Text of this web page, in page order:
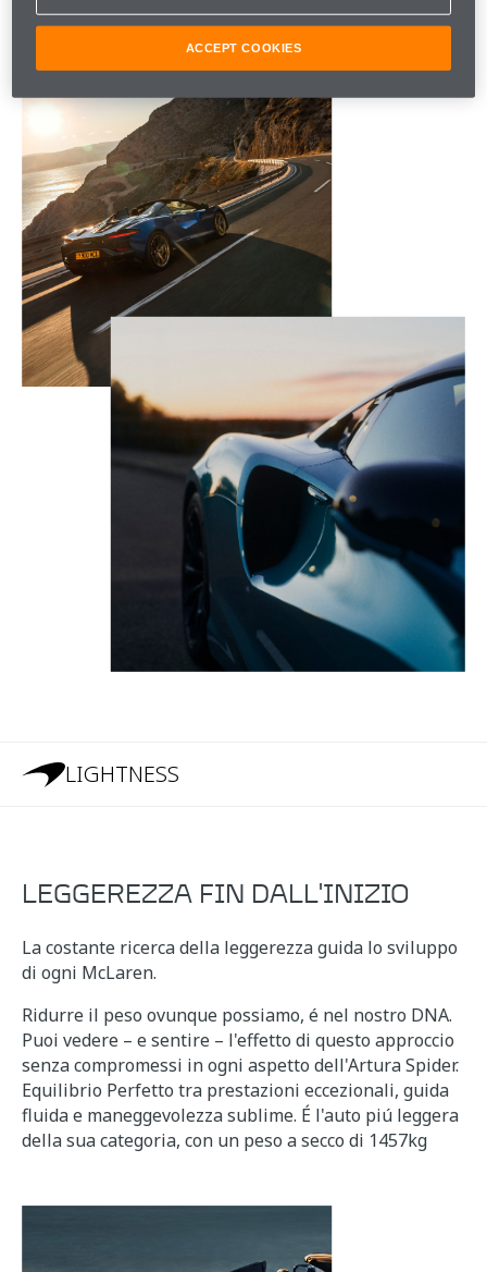
LIGHTNESS
LEGGEREZZA FIN DALL'INIZIO
La costante ricerca della leggerezza guida lo sviluppo
di ogni McLaren.
Ridurre il peso ovunque possiamo, é nel nostro DNA.
Puoi vedere – e sentire – l'effetto di questo approccio
senza compromessi in ogni aspetto dell'Artura Spider.
Equilibrio Perfetto tra prestazioni eccezionali, guida
fluida e maneggevolezza sublime. É l'auto piú leggera
della sua categoria, con un peso a secco di 1457kg
ACCEPT COOKIES